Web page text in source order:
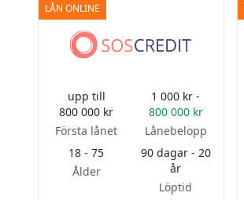
LÅN ONLINE
upp till
800 000 kr
Första lånet
1 000 kr -
800 000 kr
Lånebelopp
18 - 75
Ålder
90 dagar - 20
år
Löptid